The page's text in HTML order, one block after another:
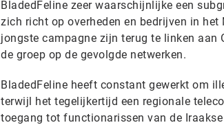
BladedFeline zeer waarschijnlijke een
zich richt op overheden en bedrijven in
jongste campagne zijn terug te linken aan
de groep op de gevolgde netwerken.
BladedFeline heeft constant gewerkt om
terwijl het tegelijkertijd een regionale
toegang tot functionarissen van de